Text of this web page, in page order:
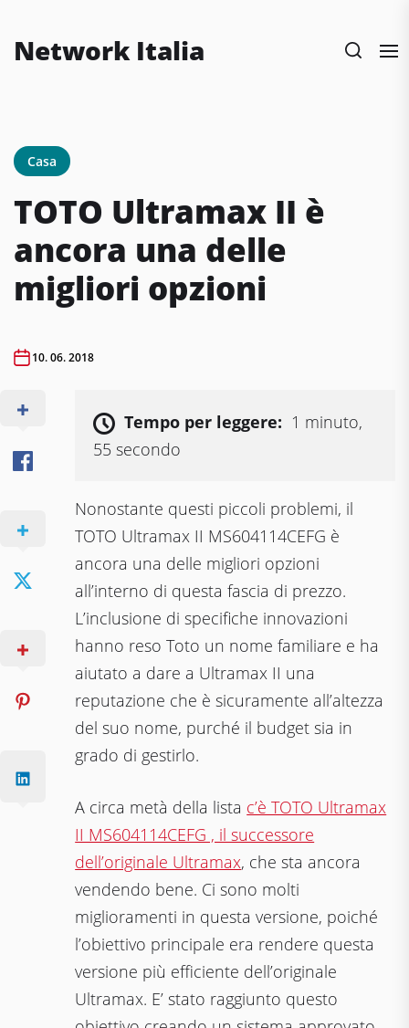
theNetwork Italia
Casa
TOTO Ultrаmаx II è
ancora una delle
migliori opzioni
10. 06. 2018
Tempo per leggere: 1 minuto,
55 secondo
Nonostante questi piccoli problemi, il
TOTO Ultrаmаx II MS604114CEFG è
ancora una delle migliori opzioni
all’interno di questa fascia di prezzo.
L’inclusione di specifiche innovazioni
hanno reso Toto un nome familiare e ha
aiutato a dare a Ultramax II una
reputazione che è sicuramente all’altezza
del suo nome, purché il budget sia in
grado di gestirlo.
A circa metà della lista c’è TOTO Ultrаmаx
II MS604114CEFG , il successore
dell’originale Ultramax, che sta ancora
vendendo bene. Ci sono molti
miglioramenti in questa versione, poiché
l’obiettivo principale era rendere questa
versione più efficiente dell’originale
Ultramax. E’ stato raggiunto questo